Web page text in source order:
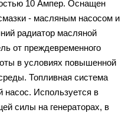
10 Ампер. Оснащен
- масляным насосом и
радиатор масляной
от преждевременного
в условиях повышенной
Топливная система
насос. Используется в
силы на генераторах, в